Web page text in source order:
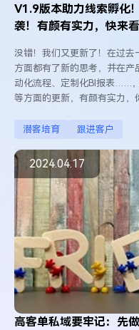
V1.9版本助力线索孵化
袭！有颜有实力，快来看
没错！我们又更新了！在过
方面都有了新的思考，并在
动化流程、定制化BI报表……
等方面的更新，有颜有实力，
潜客培育 跟进客户
2024.04.17
高客单私域要牢记：先